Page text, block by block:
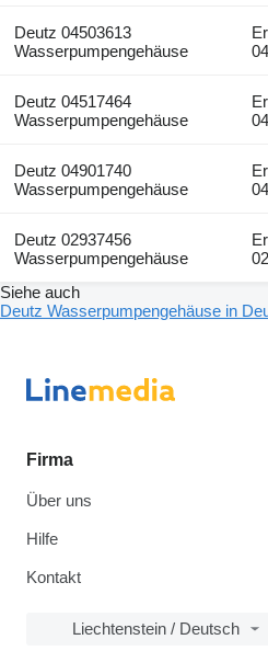
Deutz 04503613
Wasserpumpengehäuse
Deutz 04517464
Wasserpumpengehäuse
Deutz 04901740
Wasserpumpengehäuse
Deutz 02937456
Wasserpumpengehäuse
Siehe auch
Deutz Wasserpumpengehäuse in
Firma
Über uns
Hilfe
Kontakt
Liechtenstein / Deutsch